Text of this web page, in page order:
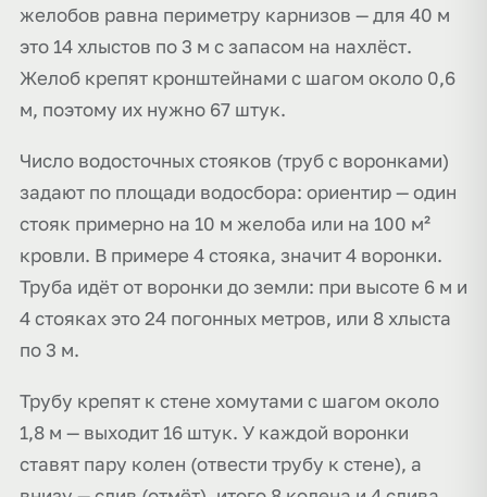
желобов равна периметру карнизов — для 40 м
это 14 хлыстов по 3 м с запасом на нахлёст.
Желоб крепят кронштейнами с шагом около 0,6
м, поэтому их нужно 67 штук.
Число водосточных стояков (труб с воронками)
задают по площади водосбора: ориентир — один
стояк примерно на 10 м желоба или на 100 м²
кровли. В примере 4 стояка, значит 4 воронки.
Труба идёт от воронки до земли: при высоте 6 м и
4 стояках это 24 погонных метров, или 8 хлыста
по 3 м.
Трубу крепят к стене хомутами с шагом около
1,8 м — выходит 16 штук. У каждой воронки
ставят пару колен (отвести трубу к стене), а